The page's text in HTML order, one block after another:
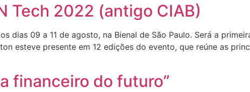
Tech 2022 (antigo CIAB)
dias 09 a 11 de agosto, na Bienal de São Paulo. Será a
esteve presente em 12 edições do evento, que reúne as
financeiro do futuro”